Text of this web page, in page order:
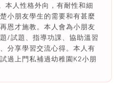
本人性格外向，有耐性和細
小朋友學生的需要和有甚麼
恩才施教。本人會為小朋友
/試題、指導功課、協助溫習
分享學習交流心得。本人有
過上門私補過幼稚園K2小朋